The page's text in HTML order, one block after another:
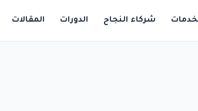
شركاء النجاح الدورات المقالات